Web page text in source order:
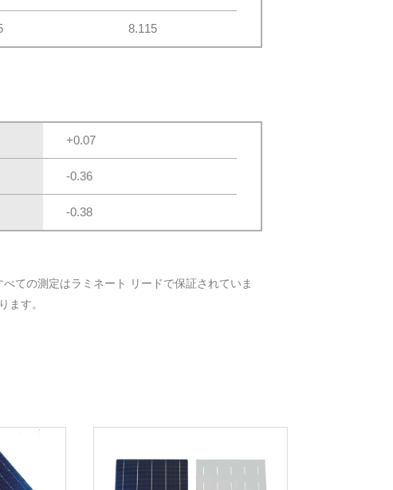
8.115
+0.07
-0.36
-0.38
ての測定はラミネート リードで保証されていま
ます。